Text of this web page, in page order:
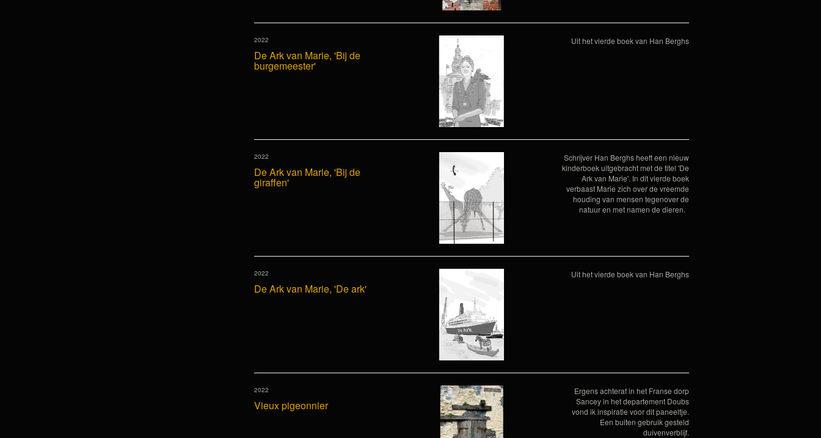
De Ark van Marie, 'Bij de
burgemeester'
2022 Uit het vierde boek van Han Berghs
De Ark van Marie, 'Bij de
giraffen'
2022
Schrijver Han Berghs heeft een nieuw
kinderboek uitgebracht met de titel 'De
Ark van Marie'. In dit vierde boek
verbaast Marie zich over de vreemde
houding van mensen tegenover de
natuur en met namen de dieren.
De Ark van Marie, 'De ark'
2022 Uit het vierde boek van Han Berghs
Vieux pigeonnier
2022
Ergens achteraf in het Franse dorp
Sancey in het departement Doubs
vond ik inspiratie voor dit paneeltje.
Een buiten gebruik gesteld
duivenverblijf.